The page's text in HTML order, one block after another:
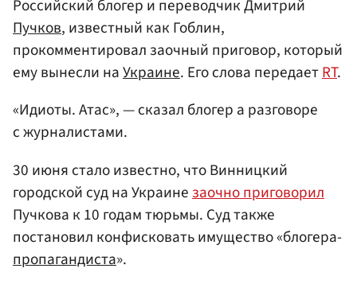
Российский блогер и переводчик Дмитрий
Пучков, известный как Гоблин,
прокомментировал заочный приговор, который
ему вынесли наУкраине. Его слова передаетRT.
«Идиоты. Атас», — сказал блогер а разговоре
с журналистами.
30 июня стало известно, что Винницкий
городской суд на Украине заочно приговорил
Пучкова к 10 годам тюрьмы. Суд также
постановил конфисковать имущество «блогера-
пропагандиста».